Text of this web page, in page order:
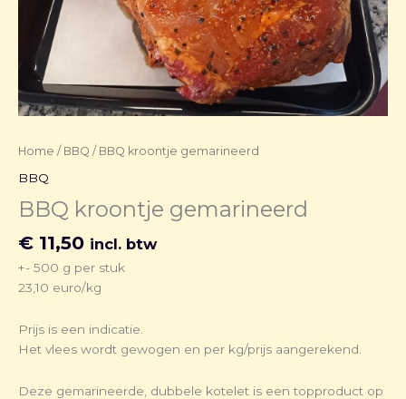
Home / BBQ / BBQ kroontje gemarineerd
BBQ
BBQ kroontje gemarineerd
€ 11,50 incl. btw
+- 500 g per stuk
23,10 euro/kg
Prijs is een indicatie.
Het vlees wordt gewogen en per kg/prijs aangerekend.
Deze gemarineerde, dubbele kotelet is een topproduct op